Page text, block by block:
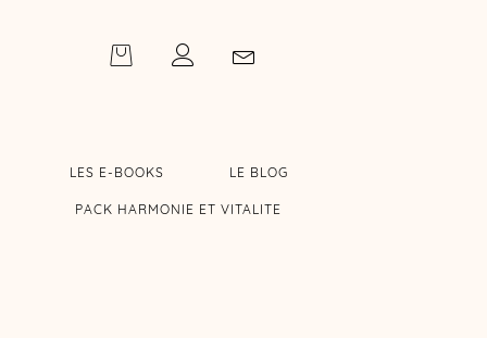
LES E-BOOKS LE BLOG
PACK HARMONIE ET VITALITE